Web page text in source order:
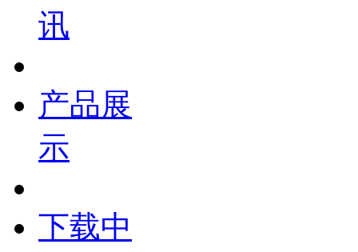
讯
产品展
示
下载中